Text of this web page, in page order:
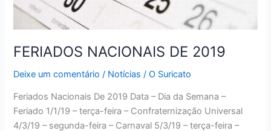
FERIADOS NACIONAIS DE 2019
Deixe um comentário / Notícias /O Suricato
Feriados Nacionais De 2019 Data – Dia da Semana –
Feriado 1/1/19 – terça-feira – Confraternização Universal
4/3/19 – segunda-feira – Carnaval 5/3/19 – terça-feira –